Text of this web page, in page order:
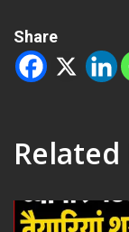
Share
Related